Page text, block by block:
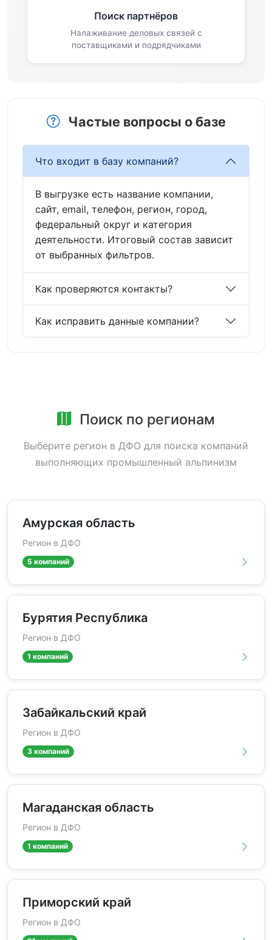
Поиск партнёров
Налаживание деловых связей с
поставщиками и подрядчиками
Частые вопросы о базе
Что входит в базу компаний?
В выгрузке есть название компании,
сайт, email, телефон, регион, город,
федеральный округ и категория
деятельности. Итоговый состав зависит
от выбранных фильтров.
Как проверяются контакты?
Как исправить данные компании?
Поиск по регионам
Выберите регион в ДФО для поиска компаний
выполняющих промышленный альпинизм
Амурская область
Регион в ДФО
5 компаний
Бурятия Республика
Регион в ДФО
1 компаний
Забайкальский край
Регион в ДФО
3 компаний
Магаданская область
Регион в ДФО
1 компаний
Приморский край
Регион в ДФО